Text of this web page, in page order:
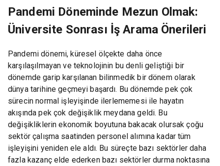
Pandemi Döneminde Mezun Olmak:
Üniversite Sonrası İş Arama Önerileri
Pandemi dönemi, küresel ölçekte daha önce
karşılaşılmayan ve teknolojinin bu denli geliştiği bir
dönemde garip karşılanan bilinmedik bir dönem olarak
dünya tarihine geçmeyi başardı. Bu dönemde pek çok
sürecin normal işleyişinde ilerlememesi ile hayatın
akışında pek çok değişiklik meydana geldi. Bu
değişikliklerin ekonomik boyutuna bakacak olursak çoğu
sektör çalışma saatinden personel alımına kadar tüm
işleyişini yeniden ele aldı. Bu süreçte bazı sektörler daha
fazla kazanç elde ederken bazı sektörler durma noktasına